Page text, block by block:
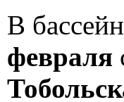
В
февраля